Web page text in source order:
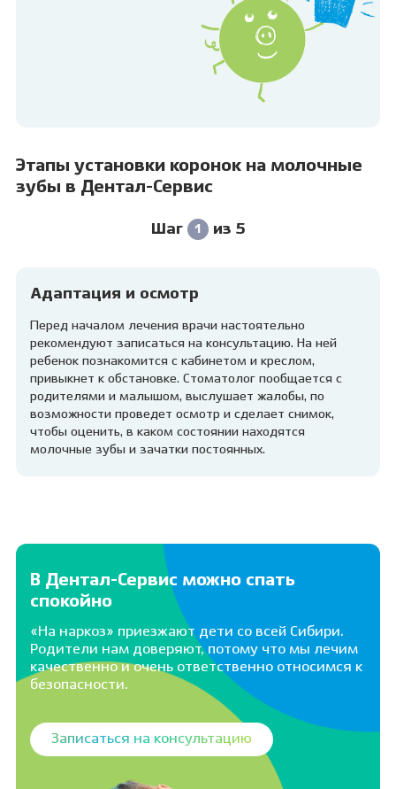
Этапы установки коронок на молочные
зубы в Дентал-Сервис
Адаптация и осмотр
Перед началом лечения врачи настоятельно
рекомендуют записаться на консультацию. На ней
ребенок познакомится с кабинетом и креслом,
привыкнет к обстановке. Стоматолог пообщается с
родителями и малышом, выслушает жалобы, по
возможности проведет осмотр и сделает снимок,
чтобы оценить, в каком состоянии находятся
молочные зубы и зачатки постоянных.
Шаг 1 из 5
В Дентал-Сервис можно спать
спокойно
«На наркоз» приезжают дети со всей Сибири.
Родители нам доверяют, потому что мы лечим
качественно и очень ответственно относимся к
безопасности.
Записаться на консультацию